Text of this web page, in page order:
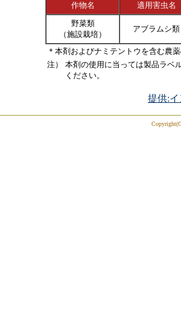
作物名
適用害虫名
野菜類
（施設栽培）
アブラムシ類
＊本剤およびナミテントウを含む農
注）
本剤の使用に当っては製品ラベ
ください。
提供: